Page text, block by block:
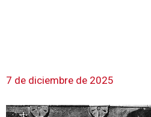
7 de diciembre de 2025